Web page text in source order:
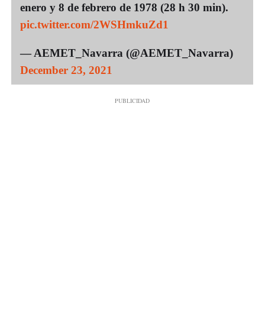
enero y 8 de febrero de 1978 (28 h 30 min).
pic.twitter.com/2WSHmkuZd1
— AEMET_Navarra (@AEMET_Navarra)
December 23, 2021